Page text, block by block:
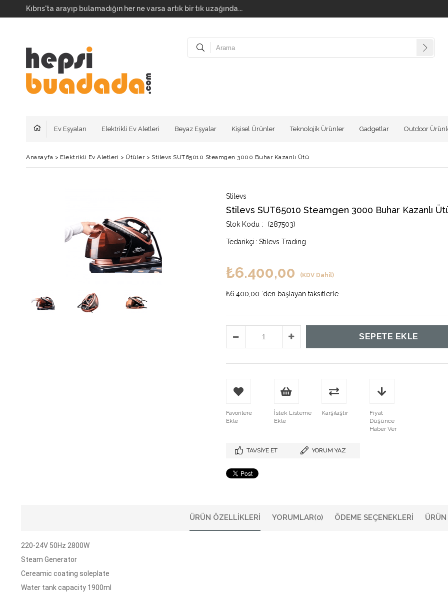
Kıbrıs'ta arayıp bulamadığın her ne varsa artık bir tık uzağında...
Ev Eşyaları Elektrikli Ev Aletleri Beyaz Eşyalar Kişisel Ürünler Teknolojik Ürünler Gadgetlar Outdoor
Anasayfa > Elektrikli Ev Aletleri > Ütüler> Stilevs SUT65010 Steamgen 3000 Buhar Kazanlı Ütü
Stilevs
Stilevs SUT65010 Steamgen 3000 Buhar Kazanlı
(287503)
Tedarikçi : Stilevs Trading
₺6.400,00 (KDV Dahil)
₺6.400,00 `den başlayan taksitlerle
Favorilere
Ekle
İstek Listeme
Ekle
Karşılaştır
Fiyat
Düşünce
Haber Ver
TAVSIYE ET YORUM YAZ
ÜRÜN ÖZELLIKLERI YORUMLAR(0) ÖDEME SEÇENEKLERI
220-24V 50Hz 2800W
Steam Generator
Cereamic coating soleplate
Water tank capacity 1900ml